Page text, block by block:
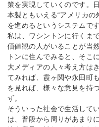
策を実現していくのです。
本製ともいえる“アメリカ
を進めるというシステムです
私は、ワシントンに行くま
価値観の人がいることが当
トンに住んでみると、そこ
大メディアの人々考え方は
てみれば、霞ヶ関や永田町
を見れば、様々な意見を持
ず。
そういった社会で生活して
は、普段から周りがあまり